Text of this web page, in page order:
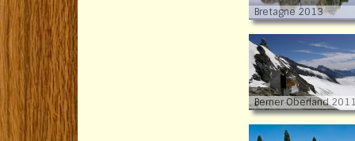
Bretagne 2013
Berner Oberland